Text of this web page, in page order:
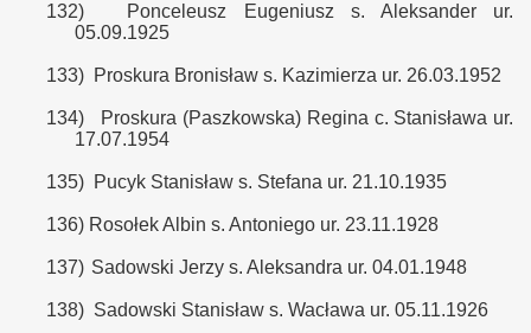
132)
Ponceleusz Eugeniusz s. Aleksander ur.
05.09.1925
133) Proskura Bronisław s. Kazimierza ur. 26.03.1952
134)
Proskura (Paszkowska) Regina c. Stanisława ur.
17.07.1954
135) Pucyk Stanisław s. Stefana ur. 21.10.1935
136) Rosołek Albin s. Antoniego ur. 23.11.1928
137) Sadowski Jerzy s. Aleksandra ur. 04.01.1948
138) Sadowski Stanisław s. Wacława ur. 05.11.1926